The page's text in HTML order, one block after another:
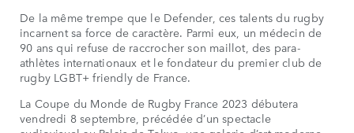
De la même trempe que le Defender, ces talents du rugby
incarnent sa force de caractère. Parmi eux, un médecin de
90 ans qui refuse de raccrocher son maillot, des para-
athlètes internationaux et le fondateur du premier club de
rugby LGBT+ friendly de France.
La Coupe du Monde de Rugby France 2023 débutera
vendredi 8 septembre, précédée d’un spectacle